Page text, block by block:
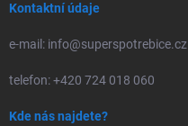
Kontaktní údaje
e-mail: info@superspotrebice.cz
telefon: +420 724 018 060
Kde nás najdete?